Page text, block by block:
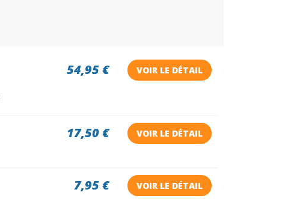
54,95 € VOIR LE DÉTAIL
17,50 € VOIR LE DÉTAIL
7,95 € VOIR LE DÉTAIL